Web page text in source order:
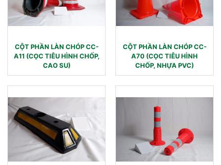
CỘT PHẦN LÀN CHÓP CC-
A11 (CỌC TIÊU HÌNH CHỐP,
CAO SU)
CỘT PHẦN LÀN CHÓP CC-
A70 (CỌC TIÊU HÌNH
CHỐP, NHỰA PVC)